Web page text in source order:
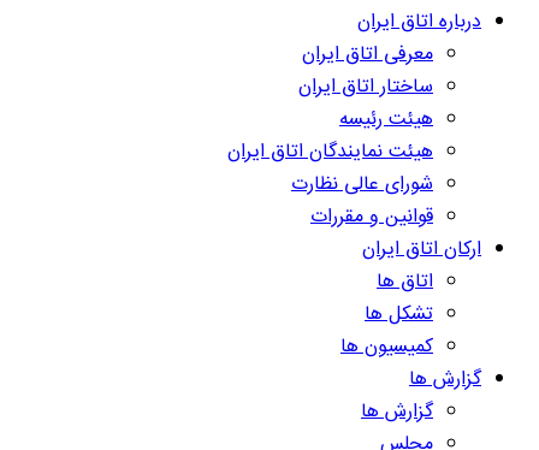
درباره اتاق ایران
معرفی اتاق ایران
ساختار اتاق ایران
هیئت رئیسه
هیئت نمایندگان اتاق ایران
شورای عالی نظارت
قوانین و مقررات
ارکان اتاق ایران
اتاق ها
تشکل ها
کمیسیون ها
گزارش ها
گزارش ها